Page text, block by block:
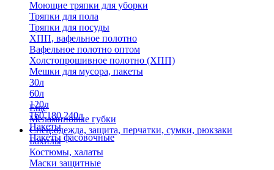
Моющие тряпки для уборки
Тряпки для пола
Тряпки для посуды
ХПП, вафельное полотно
Вафельное полотно оптом
Холстопрошивное полотно (ХПП)
Мешки для мусора, пакеты
30л
60л
120л
160,180,240л
Пакеты
Пакеты фасовочные
Еще
Меламиновые губки
Спец.одежда, защита, перчатки, сумки, рюкзаки
Бахилы
Костюмы, халаты
Маски защитные